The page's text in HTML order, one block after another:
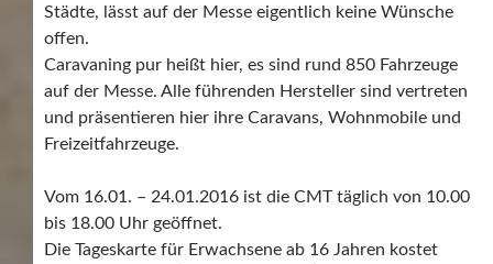
Städte, lässt auf der Messe eigentlich keine Wünsche
offen.
Caravaning pur heißt hier, es sind rund 850 Fahrzeuge
auf der Messe. Alle führenden Hersteller sind vertreten
und präsentieren hier ihre Caravans, Wohnmobile und
Freizeitfahrzeuge.
Vom 16.01. – 24.01.2016 ist die CMT täglich von 10.00
bis 18.00 Uhr geöffnet.
Die Tageskarte für Erwachsene ab 16 Jahren kostet